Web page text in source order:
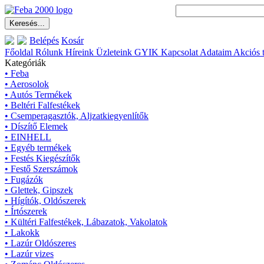
Belépés Kosár
Főoldal Rólunk Híreink Üzleteink GYIK Kapcsolat Adataim Akciós
Kategóriák
• Feba
• Aerosolok
• Autós Termékek
• Beltéri Falfestékek
• Csemperagasztók, Aljzatkiegyenlítők
• Díszítő Elemek
• EINHELL
• Egyéb termékek
• Festés Kiegészítők
• Festő Szerszámok
• Fugázók
• Glettek, Gipszek
• Hígítók, Oldószerek
• Írtószerek
• Kültéri Falfestékek, Lábazatok, Vakolatok
• Lakokk
• Lazúr Oldószeres
• Lazúr vizes